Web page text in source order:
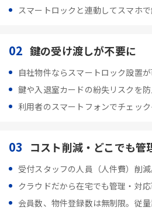
スマートロックと連動してスマホで
02 鍵の受け渡しが不要に
自社物件ならスマートロック設置が
鍵や入退室カードの紛失リスクを防
利用者のスマートフォンでチェック
03 コスト削減・どこでも管
受付スタッフの人員（人件費）削減
クラウドだから在宅でも管理・対応
会員数、物件登録数は無制限。従量